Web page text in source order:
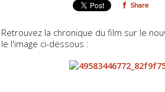
Share
Retrouvez la chronique du film sur le
le l'image ci-dessous :